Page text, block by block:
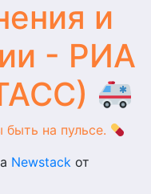
и
- РИА
быть на пульсе.
Newstack от